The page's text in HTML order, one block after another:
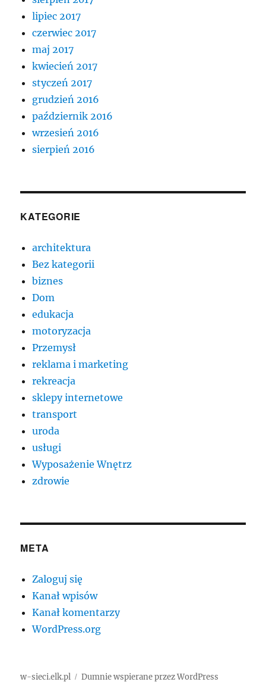
lipiec 2017
czerwiec 2017
maj 2017
kwiecień 2017
styczeń 2017
grudzień 2016
październik 2016
wrzesień 2016
sierpień 2016
KATEGORIE
architektura
Bez kategorii
biznes
Dom
edukacja
motoryzacja
Przemysł
reklama i marketing
rekreacja
sklepy internetowe
transport
uroda
usługi
Wyposażenie Wnętrz
zdrowie
META
Zaloguj się
Kanał wpisów
Kanał komentarzy
WordPress.org
w-sieci.elk.pl Dumnie wspierane przez WordPress